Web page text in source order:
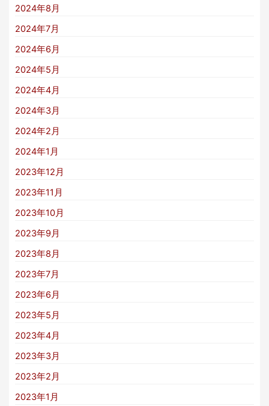
2024年8月
2024年7月
2024年6月
2024年5月
2024年4月
2024年3月
2024年2月
2024年1月
2023年12月
2023年11月
2023年10月
2023年9月
2023年8月
2023年7月
2023年6月
2023年5月
2023年4月
2023年3月
2023年2月
2023年1月